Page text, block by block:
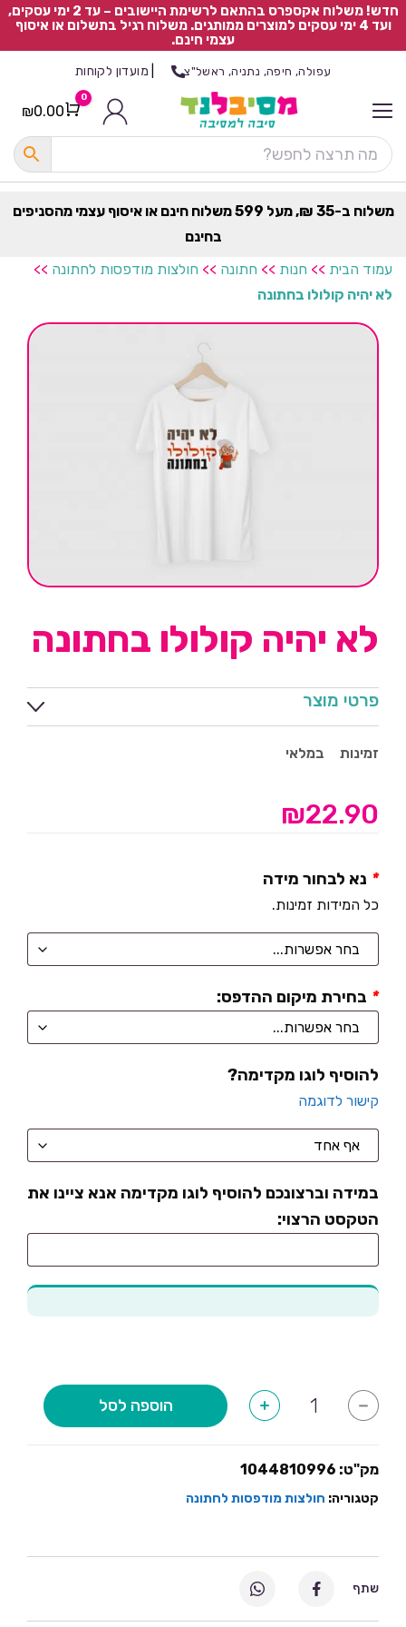
חדש! משלוח אקספרס בהתאם לרשימת היישובים – עד 2 ימי עסקים,
ועד 4 ימי עסקים למוצרים ממותגים. משלוח רגיל בתשלום או איסוף
עצמי חינם.
עפולה, חיפה, נתניה, ראשל"צ מועדון לקוחות
Cart
0
₪0.00
משלוח ב-35 ₪, מעל 599 משלוח חינם או איסוף עצמי מהסניפים
בחינם
עמוד הבית >> חנות >> חתונה >> חולצות מודפסות לחתונה >>
לא יהיה קולולו בחתונה
לא יהיה קולולו בחתונה
פרטי מוצר
זמינות במלאי
₪22.90
נא לבחור מידה *
כל המידות זמינות.
בחירת מיקום ההדפס: *
להוסיף לוגו מקדימה?
קישור לדוגמה
במידה וברצונכם להוסיף לוגו מקדימה אנא ציינו את
הטקסט הרצוי:
-
של
בחתונה
+ הוספה לסל
מק"ט: 1044810996
קטגוריה: חולצות מודפסות לחתונה
שתף